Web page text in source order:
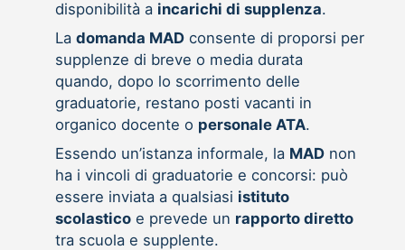
disponibilità a incarichi di supplenza.
La domanda MADconsente di proporsi per
supplenze di breve o media durata
quando, dopo lo scorrimento delle
graduatorie, restano posti vacanti in
organico docente o personale ATA.
Essendo un’istanza informale, la MADnon
ha i vincoli di graduatorie e concorsi: può
essere inviata a qualsiasi istituto
scolasticoe prevede un rapporto diretto
tra scuola e supplente.